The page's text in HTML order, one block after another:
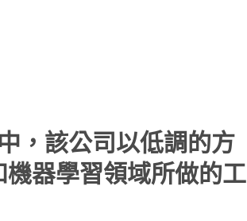
，該公司以低調的方
器學習領域所做的工